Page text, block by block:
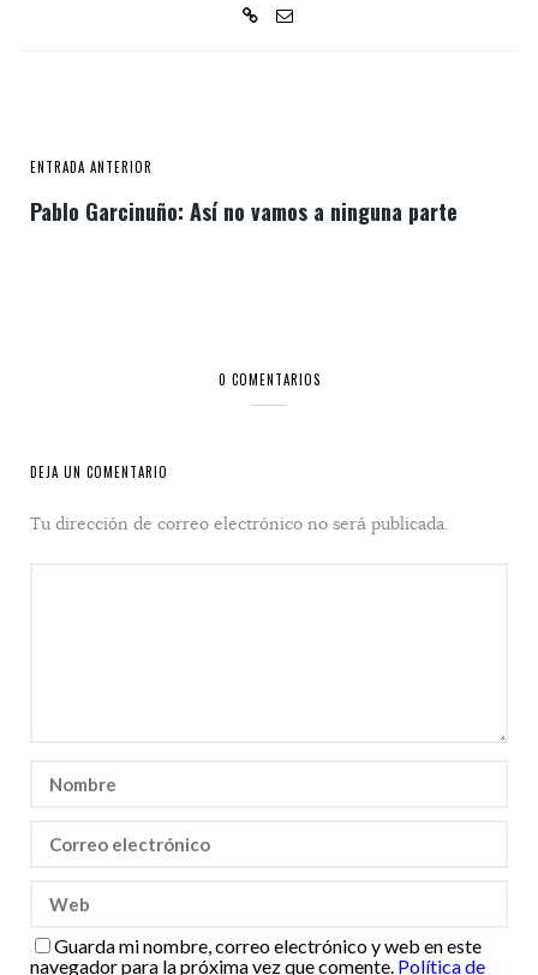
ENTRADA ANTERIOR
Pablo Garcinuño: Así no vamos a ninguna parte
0 COMENTARIOS
DEJA UN COMENTARIO
Tu dirección de correo electrónico no será publicada.
Guarda mi nombre, correo electrónico y web en este
navegador para la próxima vez que comente. Política de